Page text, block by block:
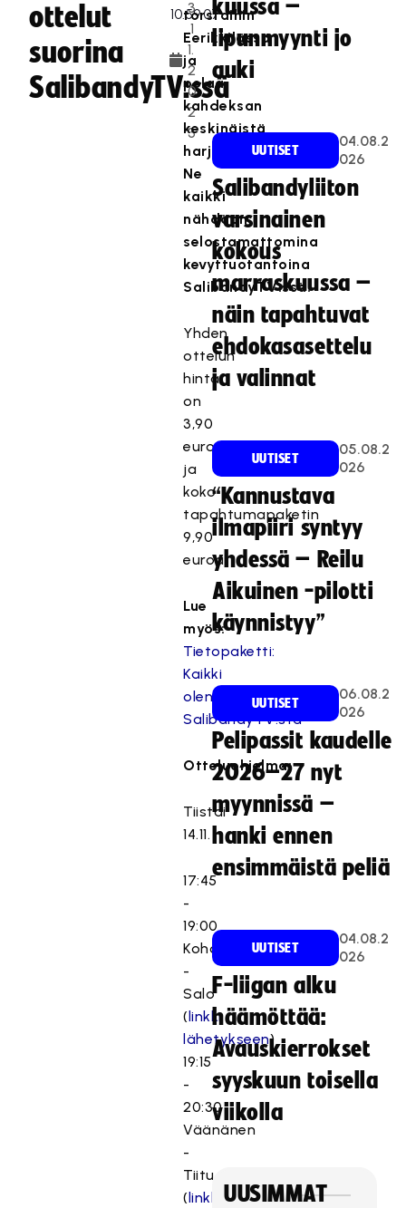
ottelut
suorina
SalibandyTV:ssä
3
.1
1.
2
0
2
3
torstaihin
Eerikkilässä
ja
pelaa
kahdeksan
keskinäistä
harjoitusottelua.
Ne
kaikki
nähdään
selostamattomina
kevyttuotantoina
SalibandyTV:ssä.
Yhden
ottelun
hinta
on
3,90
euroa
ja
koko
tapahtumapaketin
9,90
euroa.
Lue
myös:
Tietopaketti:
Kaikki
olennainen
SalibandyTV:stä
Otteluohjelma:
Tiistai
14.11.
17:45
-
19:00
Kohonen
-
Salo
(linkki
lähetykseen)
19:15
-
20:30
Väänänen
-
Tiitu
(linkki
kuussa –
lipunmyynti jo
auki
UUTISET
04.08.2
026
Salibandyliiton
varsinainen
kokous
marraskuussa –
näin tapahtuvat
ehdokasasettelu
ja valinnat
UUTISET
05.08.2
026
“Kannustava
ilmapiiri syntyy
yhdessä – Reilu
Aikuinen -pilotti
käynnistyy”
UUTISET
06.08.2
026
Pelipassit kaudelle
2026–27 nyt
myynnissä –
hanki ennen
ensimmäistä peliä
UUTISET
04.08.2
026
F-liigan alku
häämöttää:
Avauskierrokset
syyskuun toisella
viikolla
UUSIMMAT